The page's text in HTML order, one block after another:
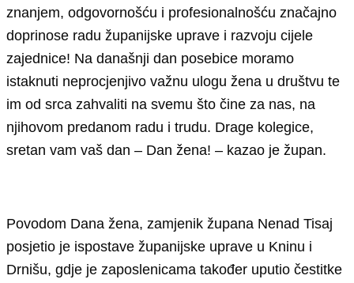
znanjem, odgovornošću i profesionalnošću značajno
doprinose radu županijske uprave i razvoju cijele
zajednice! Na današnji dan posebice moramo
istaknuti neprocjenjivo važnu ulogu žena u društvu te
im od srca zahvaliti na svemu što čine za nas, na
njihovom predanom radu i trudu. Drage kolegice,
sretan vam vaš dan – Dan žena! – kazao je župan.
Povodom Dana žena, zamjenik župana Nenad Tisaj
posjetio je ispostave županijske uprave u Kninu i
Drnišu, gdje je zaposlenicama također uputio čestitke